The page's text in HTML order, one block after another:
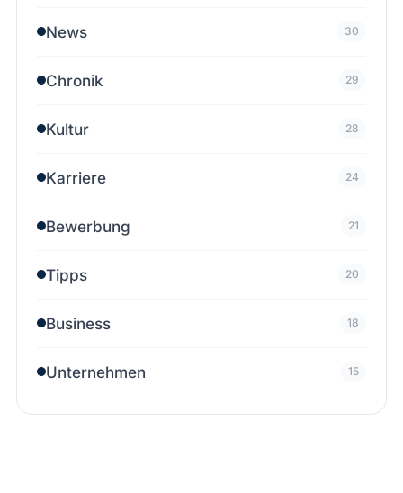
News 30
Chronik 29
Kultur 28
Karriere 24
Bewerbung 21
Tipps 20
Business 18
Unternehmen 15